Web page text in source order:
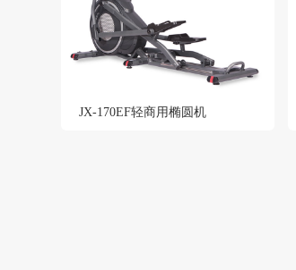
JX-170EF轻商用椭圆机